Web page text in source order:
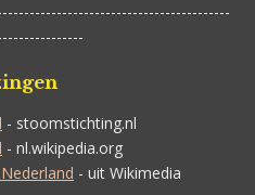
- stoomstichting.nl
- nl.wikipedia.org
- uit Wikimedia